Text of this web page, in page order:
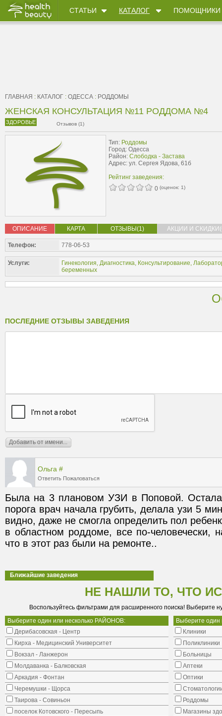
СТАТЬИ КАТАЛОГ ПОМОЩНИКИ
ГЛАВНАЯ : КАТАЛОГ : ОДЕССА : РОДДОМЫ
ЖЕНСКАЯ КОНСУЛЬТАЦИЯ №11 РОДДОМА №4
ЗДОРОВЬЕ Отзывов (1)
Тип: Роддомы
Город: Одесса
Район: Слободка - Застава
Адрес: ул. Сергея Ядова, 61б
Рейтинг заведения:
0 (оценок: 1)
ОПИСАНИЕ КАРТА ОТЗЫВЫ(1) АКЦИИ И
Телефон: 778-06-53
Услуги: Гинекология, Диагностика, Консультирование,
беременных
ПОСЛЕДНИЕ ОТЗЫВЫ ЗАВЕДЕНИЯ
Ольга #
Ответить Пожаловаться
Была на 3 плановом УЗИ в Поповой.
порога врач начала грубить, делала узи 5
видно, даже не смогла определить пол
в областном роддоме, все по-человечески,
что в этот раз были на ремонте..
Ближайшие заведения
НЕ НАШЛИ ТО, ЧТО
Воспользуйтесь фильтрами для расширенного поиска! Выберите
Выберите один или несколько РАЙОНОВ:
Дерибасовская - Центр
Кирха - Медицинский Университет
Вокзал - Ланжерон
Молдаванка - Балковская
Аркадия - Фонтан
Черемушки - Щорса
Таирова - Совиньон
поселок Котовского - Пересыпь
Выберите
Клиники
Поликлиники
Больницы
Аптеки
Оптики
Роддомы
Магазины